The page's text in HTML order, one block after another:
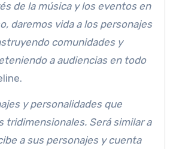
de la música y los eventos en
daremos vida a los personajes
comunidades y
a audiencias en todo
y personalidades que
tridimensionales. Será similar a
a sus personajes y cuenta